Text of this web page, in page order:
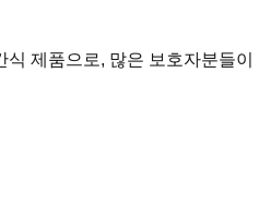
제품으로, 많은 보호자분들이